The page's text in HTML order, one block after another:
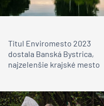
Titul Enviromesto 2023
dostala Banská Bystrica,
najzelenšie krajské mesto